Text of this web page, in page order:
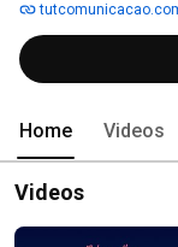
mundo digital e
invasiva.
Home Videos
Videos